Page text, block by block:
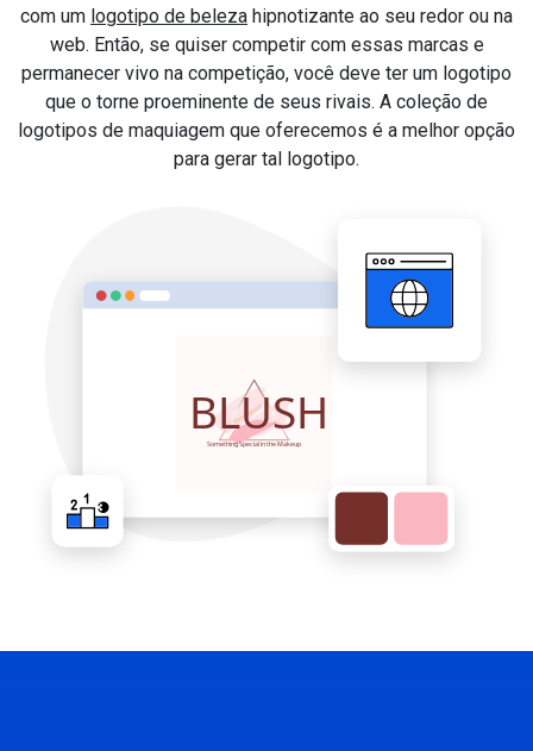
com um logotipo de beleza hipnotizante ao seu redor ou na
web. Então, se quiser competir com essas marcas e
permanecer vivo na competição, você deve ter um logotipo
que o torne proeminente de seus rivais. A coleção de
logotipos de maquiagem que oferecemos é a melhor opção
para gerar tal logotipo.